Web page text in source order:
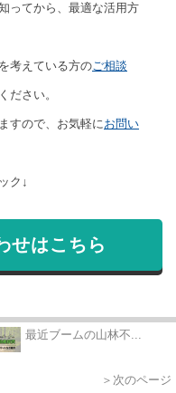
ってから、最適な活用方
考えている方のご相談
ください。
すので、お気軽にお問い
ク↓
せはこちら
最近ブームの山林不...
＞次のページ